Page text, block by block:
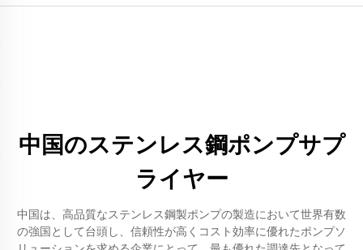
中国のステンレス鋼ポンプサプ
ライヤー
中国は、高品質なステンレス鋼製ポンプの製造において世界有数
の強国として台頭し、信頼性が高くコスト効率に優れたポンプソ